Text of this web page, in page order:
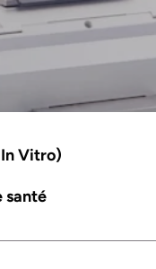
Vitro)
santé